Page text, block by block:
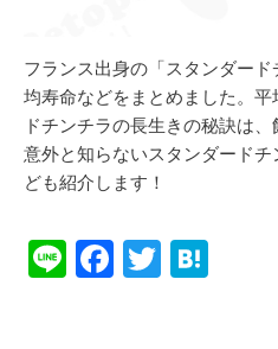
フランス出身の「スタンダー
均寿命などをまとめました。
ドチンチラの長生きの秘訣は
意外と知らないスタンダード
ども紹介します！
Li
F
T